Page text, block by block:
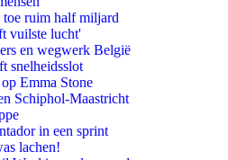
ruim half miljard
vuilste lucht'
en wegwerk België
snelheidsslot
Emma Stone
Schiphol-Maastricht
in een sprint
lachen!